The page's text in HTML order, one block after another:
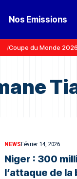
Nos Emissions
Coupe du Monde 2026
NEWSFévrier 14, 2026
Niger : 300
l’attaque de la